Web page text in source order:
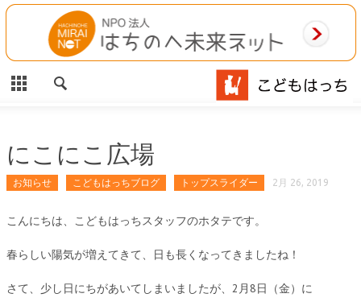
CLOSE
HOME
相談事業
MAP
お問合わせ
運営団体
にこにこ広場
お知らせ こどもはっちブログ トップスライダー 2月 26, 2019
こんにちは、こどもはっちスタッフのホタテです。
春らしい陽気が増えてきて、日も長くなってきましたね！
さて、少し日にちがあいてしまいましたが、2月8日（金）に